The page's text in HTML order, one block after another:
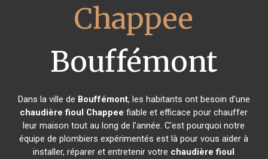
Chappee
Bouffémont
Dans la ville de Bouffémont, les habitants ont besoin d'une
chaudière fioul Chappee fiable et efficace pour chauffer
leur maison tout au long de l'année. C'est pourquoi notre
équipe de plombiers expérimentés est là pour vous aider à
installer, réparer et entretenir votre chaudière fioul